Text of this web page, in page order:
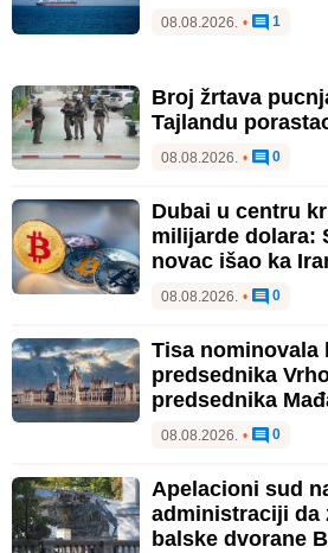
08.08.2026. • 1
Broj žrtava
Tajlandu
08.08.2026. • 0
Dubai u centru
milijarde dolara:
novac išao ka
08.08.2026. • 0
Tisa nominovala
predsednika
predsednika
08.08.2026. • 0
Apelacioni sud
administraciji da
balske dvorane